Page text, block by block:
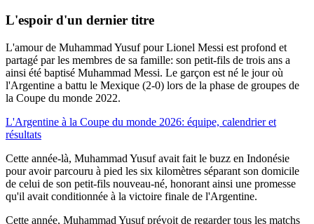
L'espoir d'un dernier titre
L'amour de Muhammad Yusuf pour Lionel Messi est profond et
partagé par les membres de sa famille: son petit-fils de trois ans a
ainsi été baptisé Muhammad Messi. Le garçon est né le jour où
l'Argentine a battu le Mexique (2-0) lors de la phase de groupes de
la Coupe du monde 2022.
L'Argentine à la Coupe du monde 2026: équipe, calendrier et
résultats
Cette année-là, Muhammad Yusuf avait fait le buzz en Indonésie
pour avoir parcouru à pied les six kilomètres séparant son domicile
de celui de son petit-fils nouveau-né, honorant ainsi une promesse
qu'il avait conditionnée à la victoire finale de l'Argentine.
Cette année, Muhammad Yusuf prévoit de regarder tous les matchs